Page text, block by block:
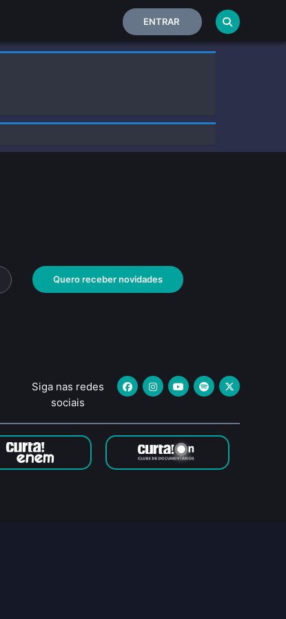
ENTRAR
Home
Quero receber novidades
Siga nas redes
sociais